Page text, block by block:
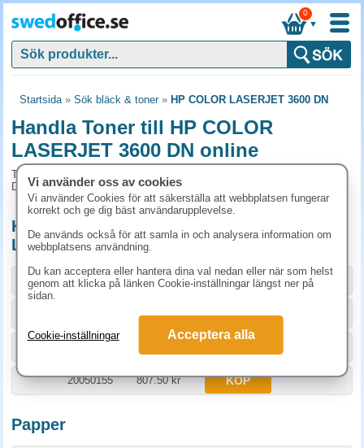
▼
0
Startsida» Sök bläck & toner» HP COLOR LASERJET 3600 DN
Handla Toner till HP COLOR
LASERJET 3600 DN online
Toner och tillbehör som passar till HP COLOR LASERJET 3600
DN
Kompatibla / Miljöprodukter till HP COLOR
LASERJET 3600 DN
Storlek / info Art.nr
807.50 kr KÖP
20050155 807.50 kr KÖP
Papper
Vi använder oss av cookies
Vi använder Cookies för att säkerställa att webbplatsen fungerar
korrekt och ge dig bäst användarupplevelse.
De används också för att samla in och analysera information om
webbplatsens användning.
Du kan acceptera eller hantera dina val nedan eller när som helst
genom att klicka på länken Cookie-inställningar längst ner på
sidan.
Cookie-inställningar Acceptera alla